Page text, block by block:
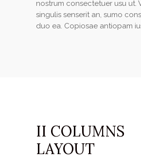
nostrum consectetuer usu ut.
singulis senserit an, sumo
duo ea. Copiosae antiopam
II COLUMNS
LAYOUT